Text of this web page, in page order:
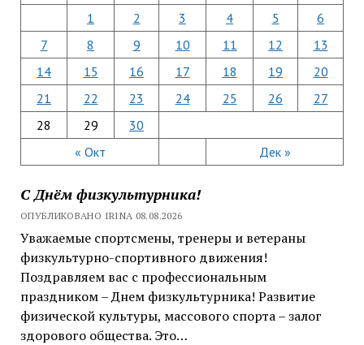
« Окт Дек »
1 2 3 4 5
6
7
8 9 10 11 12
13
14
15 16 17 18 19
20
21
22 23 24 25 26
27
28
29 30
С Днём физкультурника!
ОПУБЛИКОВАНО IRINA 08.08.2026
Уважаемые спортсмены, тренеры и ветераны
физкультурно-спортивного движения!
Поздравляем вас с профессиональным
праздником – Днем физкультурника! Развитие
физической культуры, массового спорта – залог
здорового общества. Это…